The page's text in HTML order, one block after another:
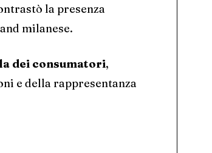
la presenza
milanese.
dei consumatori,
e della rappresentanza